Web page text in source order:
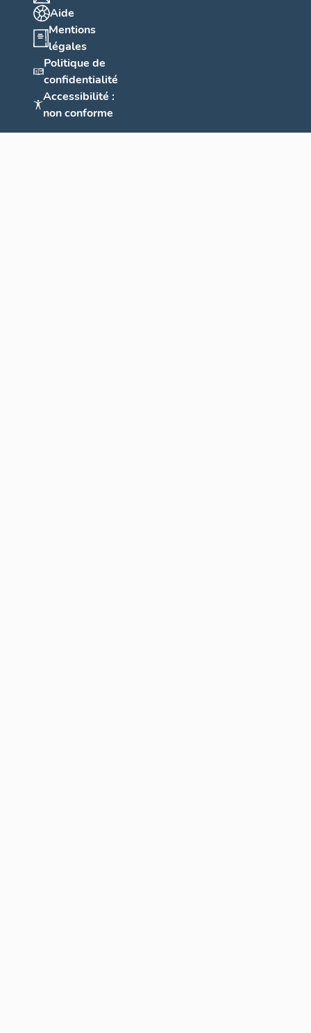
Aide
Mentions
légales
Politique de
confidentialité
Accessibilité :
non conforme